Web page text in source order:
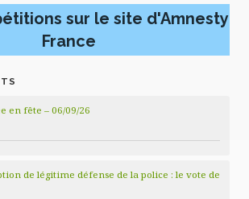
sur le site d'Amnesty
France
en fête – 06/09/26
de légitime défense de la police : le vote de